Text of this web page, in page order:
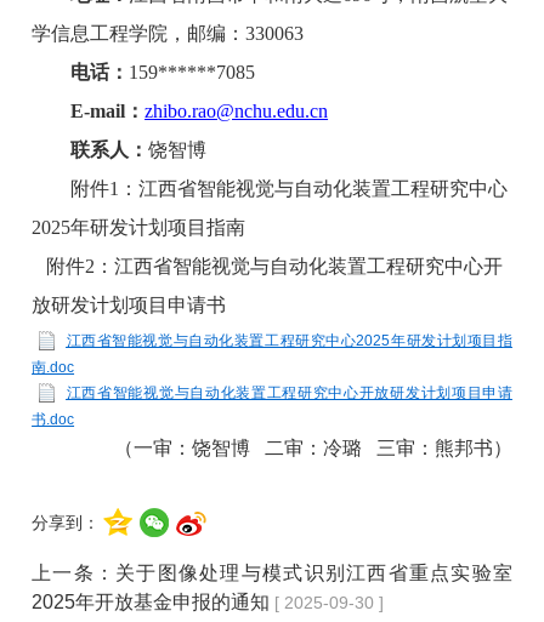
学信息工程学院，邮编：330063
电话： 159******7085
E-mail ：zhibo.rao@nchu.edu.cn
联系人：饶智博
附件1：江西省智能视觉与自动化装置工程研究中心
2025年研发计划项目指南
附件2：江西省智能视觉与自动化装置工程研究中心开
放研发计划项目申请书
江西省智能视觉与自动化装置工程研究中心2025年研发计划项目指
南.doc
江西省智能视觉与自动化装置工程研究中心开放研发计划项目申请
书.doc
（一审：饶智博 二审：冷璐 三审：熊邦书）
分享到：
上一条： 关于图像处理与模式识别江西省重点实验室
2025年开放基金申报的通知 [ 2025-09-30 ]